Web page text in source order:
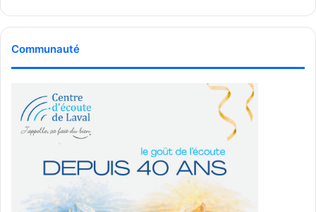
cyclables tant qu’une stratégie globale de mobilité
l’immatriculation et autobus gratuits pour les élèves.
l’urbanisme, jugé trop rigide; modernisation des
réseaux d’aqueduc et d’égouts pour éliminer les
surverses; incitatifs fiscaux pour favoriser la
construction de logements abordables; utilisation de
terrains fédéraux pour de nouveaux projets
résidentiels.
Environnement et résilience : protection des espaces
Communauté